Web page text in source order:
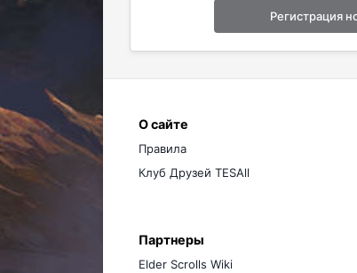
Регистрация
О сайте
Правила
Клуб Друзей TESAll
Партнеры
Elder Scrolls Wiki